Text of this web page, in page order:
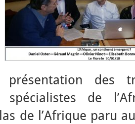
présentation des
spécialistes de
de l’Afrique paru